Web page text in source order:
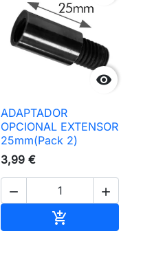

ADAPTADOR
OPCIONAL EXTENSOR
25mm(Pack 2)
3,99 €
 
